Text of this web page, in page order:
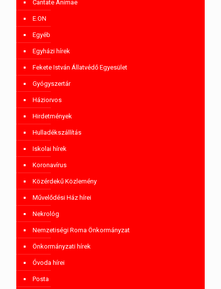
Cantate Animae
E.ON
Egyéb
Egyházi hírek
Fekete István Állatvédő Egyesület
Gyógyszertár
Háziorvos
Hirdetmények
Hulladékszállítás
Iskolai hírek
Koronavírus
Közérdekű Közlemény
Művelődési Ház hírei
Nekrológ
Nemzetiségi Roma Önkormányzat
Önkormányzati hírek
Óvoda hírei
Posta